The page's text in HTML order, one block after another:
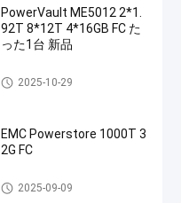
PowerVault ME5012 2*1.
92T 8*12T 4*16GB FC た
った1台 新品
DELL EMCの単一性の貯蔵
2025-10-29
EMC Powerstore 1000T 3
2G FC
DELL EMCの単一性の貯蔵
2025-09-09